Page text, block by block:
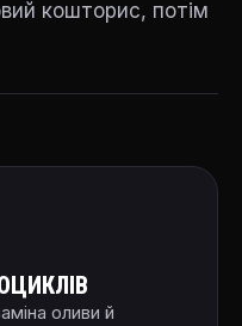
кошторис, потім
оливи й